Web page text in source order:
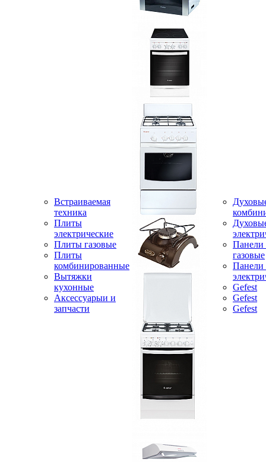
Встраиваемая
техника
Плиты
электрические
Плиты газовые
Плиты
комбинированные
Вытяжки
кухонные
Аксессуарыи и
запчасти
Панели
газовые
Панели
Gefest
Gefest
Gefest